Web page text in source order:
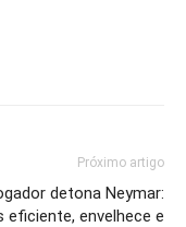
Próximo artigo
detona Neymar:
eficiente, envelhece e